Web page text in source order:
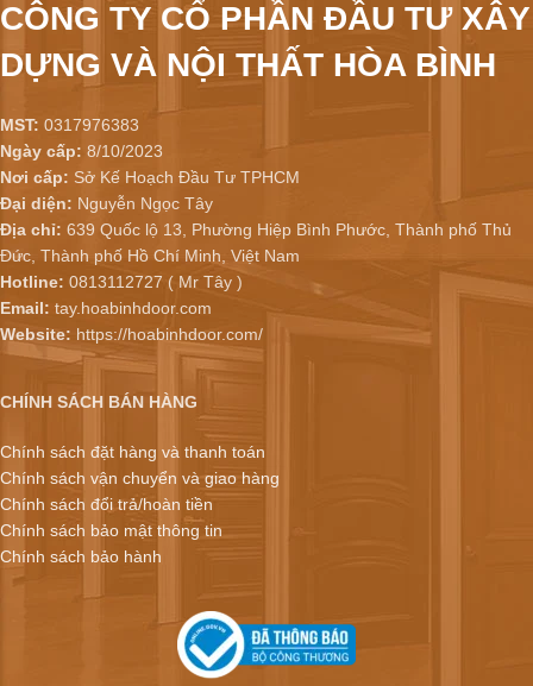
CÔNG TY CỔ PHẦN ĐẦU TƯ XÂY
DỰNG VÀ NỘI THẤT HÒA BÌNH
MST: 0317976383
Ngày cấp: 8/10/2023
Nơi cấp: Sở Kế Hoạch Đầu Tư TPHCM
Đại diện: Nguyễn Ngọc Tây
Địa chỉ: 639 Quốc lộ 13, Phường Hiệp Bình Phước, Thành phố Thủ
Đức, Thành phố Hồ Chí Minh, Việt Nam
Hotline: 0813112727 ( Mr Tây )
Email: tay.hoabinhdoor.com
Website: https://hoabinhdoor.com/
CHÍNH SÁCH BÁN HÀNG
Chính sách đặt hàng và thanh toán
Chính sách vận chuyển và giao hàng
Chính sách đổi trả/hoàn tiền
Chính sách bảo mật thông tin
Chính sách bảo hành